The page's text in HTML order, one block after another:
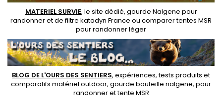
MATERIEL SURVIE, le site dédié, gourde Nalgene pour
randonneret defiltre katadyn France ou comparer tentes MSR
pour randonner léger
BLOG DE L'OURS DES SENTIERS, expériences, tests produits et
comparatifs matériel outdoor, gourde bouteille nalgene, pour
randonner ettente MSR